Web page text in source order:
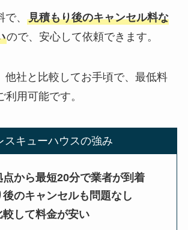
、 見積もり後のキャンセル料な
ので、安心して依頼できます。
他社と比較してお手頃で、最低料
用可能です。
スキューハウスの強み
点から最短20分で業者が到着
後のキャンセルも問題なし
較して料金が安い